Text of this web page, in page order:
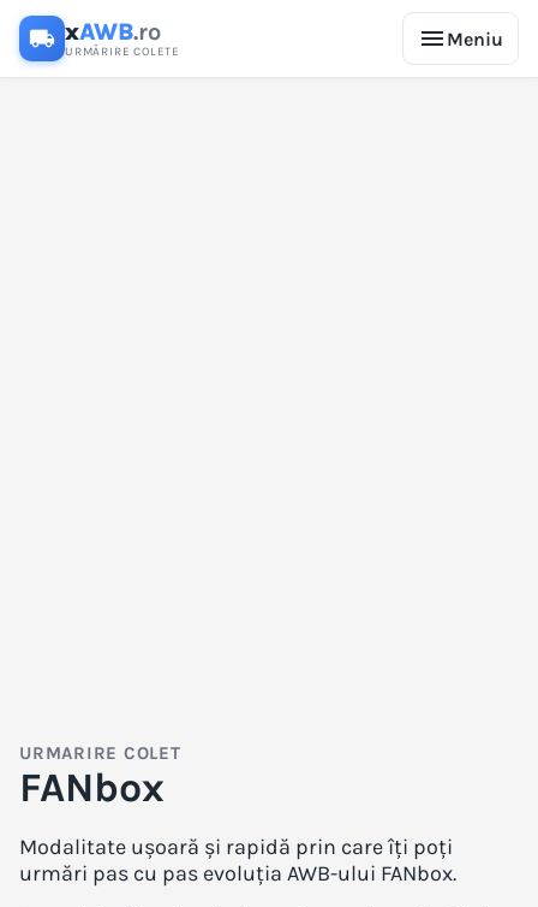
local_shipping xAWB.ro
URMĂRIRE COLETE menu Meniu
URMARIRE COLET
FANbox
Modalitate ușoară și rapidă prin care îți poți
urmări pas cu pas evoluția AWB-ului FANbox.